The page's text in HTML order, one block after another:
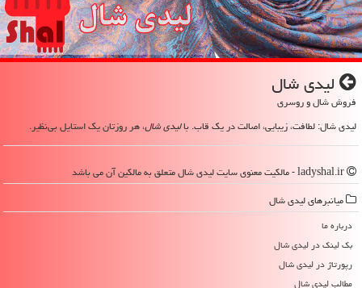
لیدی شال
فروش شال و روسری
لیدی شال: لطافت، زیبایی، اصالت در یک قاب. بالیدی شال، هر روزتان یک استایل بی‌نظیر.
میانبرهای لیدی شال
درباره ما
بک لینک در لیدی شال
رپورتاژ در لیدی شال
مطالب لیدی شال